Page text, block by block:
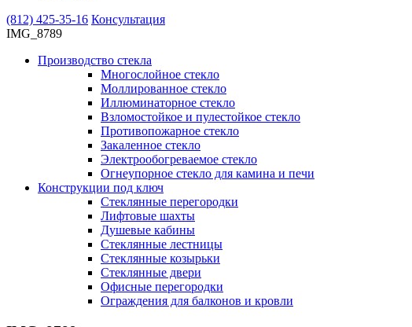
(812) 425-35-16 Консультация
IMG_8789
Производство стекла
Многослойное стекло
Моллированное стекло
Иллюминаторное стекло
Взломостойкое и пулестойкое стекло
Противопожарное стекло
Закаленное стекло
Электрообогреваемое стекло
Огнеупорное стекло для камина и печи
Конструкции под ключ
Стеклянные перегородки
Лифтовые шахты
Душевые кабины
Cтеклянные лестницы
Cтеклянные козырьки
Cтеклянные двери
Офисные перегородки
Ограждения для балконов и кровли